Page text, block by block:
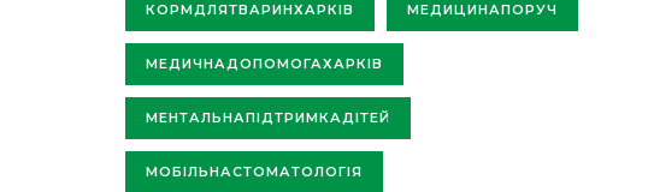
КОРМДЛЯТВАРИНХАРКІВ МЕДИЦИНАПОРУЧ
МЕДИЧНАДОПОМОГАХАРКІВ
МЕНТАЛЬНАПІДТРИМКАДІТЕЙ
МОБІЛЬНАСТОМАТОЛОГІЯ